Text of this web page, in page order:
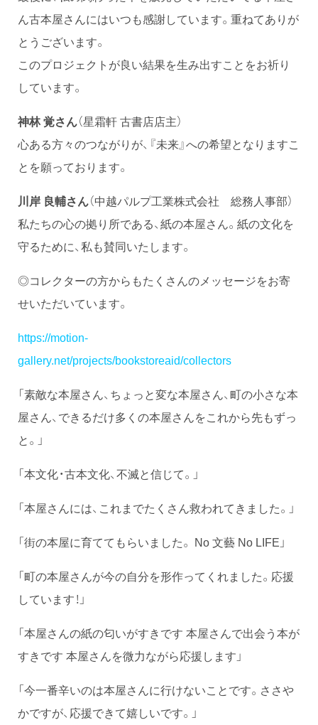
ん古本屋さんにはいつも感謝しています。重ねてありが
とうございます。
このプロジェクトが良い結果を生み出すことをお祈り
しています。
神林 覚さん（星霜軒 古書店店主）
心ある方々のつながりが、『未来』への希望となりますこ
とを願っております。
川岸 良輔さん（中越パルプ工業株式会社 総務人事部）
私たちの心の拠り所である、紙の本屋さん。紙の文化を
守るために、私も賛同いたします。
◎コレクターの方からもたくさんのメッセージをお寄
せいただいています。
https://motion-
gallery.net/projects/bookstoreaid/collectors
「素敵な本屋さん、ちょっと変な本屋さん、町の小さな本
屋さん、できるだけ多くの本屋さんをこれから先もずっ
と。」
「本文化・古本文化、不滅と信じて。」
「本屋さんには、これまでたくさん救われてきました。」
「街の本屋に育ててもらいました。 No 文藝 No LIFE」
「町の本屋さんが今の自分を形作ってくれました。応援
しています！」
「本屋さんの紙の匂いがすきです 本屋さんで出会う本が
すきです 本屋さんを微力ながら応援します」
「今一番辛いのは本屋さんに行けないことです。ささや
かですが、応援できて嬉しいです。」